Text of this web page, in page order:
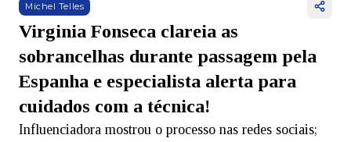
Michel Telles
Virginia Fonseca clareia as
sobrancelhas durante passagem pela
Espanha e especialista alerta para
cuidados com a técnica!
Influenciadora mostrou o processo nas redes sociais;